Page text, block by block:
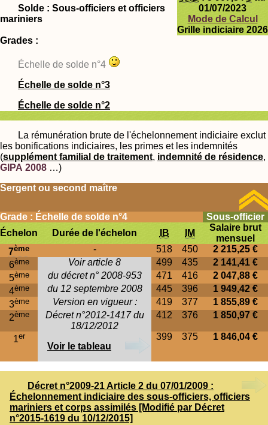
Solde : Sous-officiers et officiers
mariniers
01/07/2023
Mode de Calcul
Grille indiciaire 2026
Grades :
Échelle de solde n°4
Échelle de solde n°3
Échelle de solde n°2
La rémunération brute de l'échelonnement indiciaire exclut
les bonifications indiciaires, les primes et les indemnités
(supplément familial de traitement, indemnité de résidence,
GIPA 2008 …)
Sergent ou second maître
Grade : Échelle de solde n°4
Sous-officier
Échelon
Durée de l'échelon IB IM
Salaire brut
mensuel
7ème - 518 450
2 215,25 €
6ème Voir article 8 499 435
2 141,41 €
5ème du décret n° 2008-953 471 416
2 047,88 €
4ème du 12 septembre 2008 445 396
1 949,42 €
3ème Version en vigueur : 419 377
1 855,89 €
2ème
Décret n°2012-1417 du
18/12/2012
412 376 1 850,97 €
1er
Voir le tableau
399 375 1 846,04 €
Décret n°2009-21 Article 2 du 07/01/2009 :
Échelonnement indiciaire des sous-officiers, officiers
mariniers et corps assimilés [Modifié par Décret
n°2015-1619 du 10/12/2015]